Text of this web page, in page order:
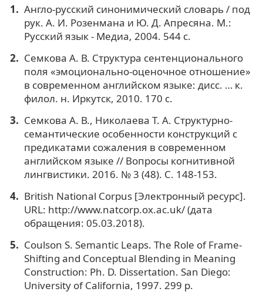
Англо-русский синонимический словарь / под
рук. А. И. Розенмана и Ю. Д. Апресяна. М.:
Русский язык - Медиа, 2004. 544 с.
Семкова А. В. Структура сентенционального
поля «эмоционально-оценочное отношение»
в современном английском языке: дисс. … к.
филол. н. Иркутск, 2010. 170 с.
Семкова А. В., Николаева Т. А. Структурно-
семантические особенности конструкций с
предикатами сожаления в современном
английском языке // Вопросы когнитивной
лингвистики. 2016. № 3 (48). С. 148-153.
British National Corpus [Электронный ресурс].
URL: http://www.natcorp.ox.ac.uk/ (дата
обращения: 05.03.2018).
Coulson S. Semantic Leaps. The Role of Frame-
Shifting and Conceptual Blending in Meaning
Construction: Ph. D. Dissertation. San Diego:
University of California, 1997. 299 p.